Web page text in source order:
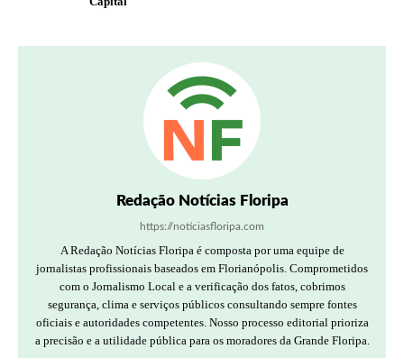
Redação Notícias Floripa
https://noticiasfloripa.com
A Redação Notícias Floripa é composta por uma equipe de
jornalistas profissionais baseados em Florianópolis. Comprometidos
com o Jornalismo Local e a verificação dos fatos, cobrimos
segurança, clima e serviços públicos consultando sempre fontes
oficiais e autoridades competentes. Nosso processo editorial prioriza
a precisão e a utilidade pública para os moradores da Grande Floripa.